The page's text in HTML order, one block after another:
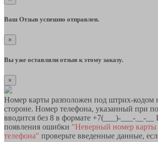
Ваш Отзыв успешно отправлен.
×
Вы уже оставляли отзыв к этому заказу.
×
Номер карты разположен под штрих-кодом
стороне. Номер телефона, указанный при
вводится без 8 в формате +7(___)-___-__-__
появления ошибки "Неверный номер
телефона" проверьте введенные данные,